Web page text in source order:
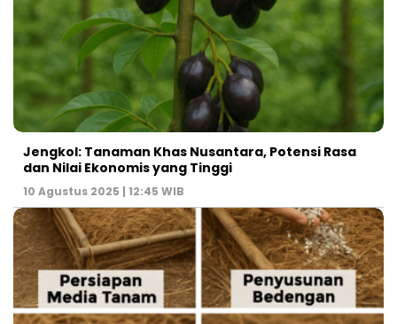
Jengkol: Tanaman Khas Nusantara, Potensi Rasa
dan Nilai Ekonomis yang Tinggi
10 Agustus 2025 | 12:45 WIB